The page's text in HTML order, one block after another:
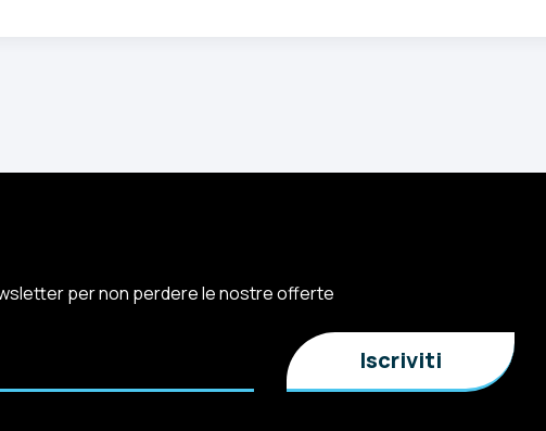
per non perdere le nostre offerte